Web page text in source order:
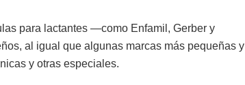
para lactantes —como Enfamil, Gerber y
al igual que algunas marcas más pequeñas y
y otras especiales.